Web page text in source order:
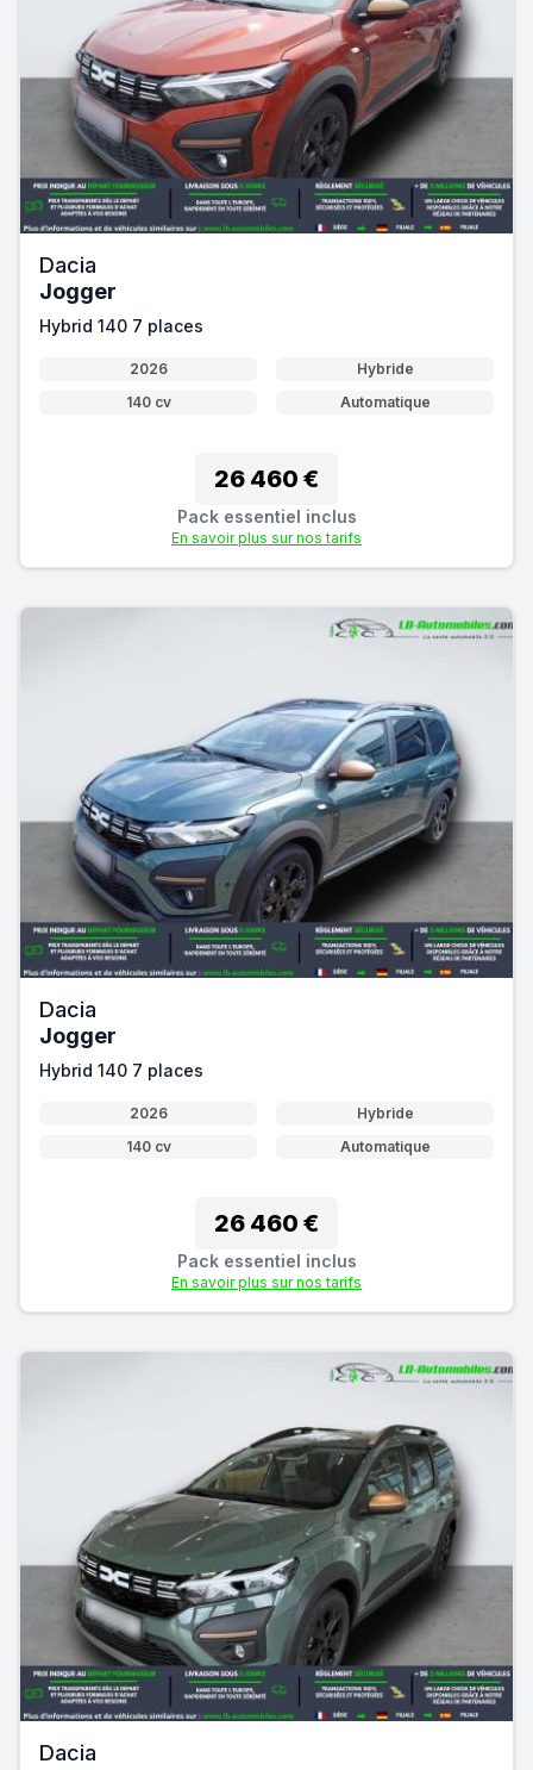
Dacia
Jogger
Hybrid 140 7 places
2026
Hybride
140 cv
Automatique
26 460 €
Pack essentiel inclus
En savoir plus sur nos tarifs
Dacia
Jogger
Hybrid 140 7 places
2026
Hybride
140 cv
Automatique
26 460 €
Pack essentiel inclus
En savoir plus sur nos tarifs
Dacia